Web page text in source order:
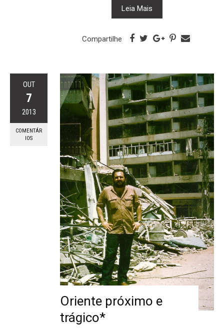
Leia Mais
Compartilhe
OUT
7
2013
COMENTÁR
IOS
Oriente próximo e
trágico*